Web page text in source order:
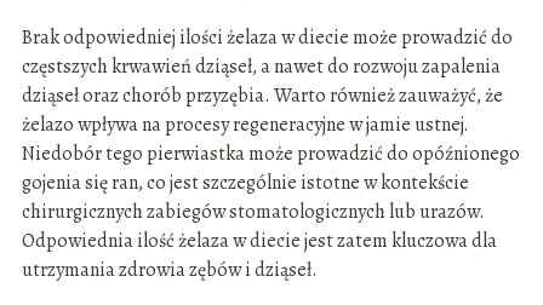
Brak odpowiedniej ilości żelaza w diecie może prowadzić do
częstszych krwawień dziąseł, a nawet do rozwoju zapalenia
dziąseł oraz chorób przyzębia. Warto również zauważyć, że
żelazo wpływa na procesy regeneracyjne w jamie ustnej.
Niedobór tego pierwiastka może prowadzić do opóźnionego
gojenia się ran, co jest szczególnie istotne w kontekście
chirurgicznych zabiegów stomatologicznych lub urazów.
Odpowiednia ilość żelaza w diecie jest zatem kluczowa dla
utrzymania zdrowia zębów i dziąseł.